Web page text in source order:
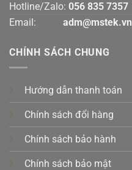
Hotline/Zalo: 056 835 7357
Email:
adm@mstek.vn
CHÍNH SÁCH CHUNG
Hướng dẫn thanh toán
Chính sách đổi hàng
Chính sách bảo hành
Chính sách bảo mật